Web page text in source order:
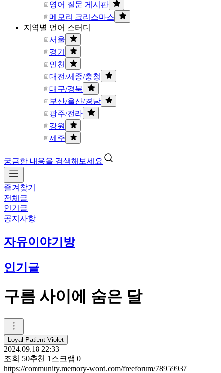
영어 질문 게시판
메모리 크리스마스
지역별 언어 스터디
서울
경기
인천
대전/세종/충청
대구/경북
부산/울산/경남
광주/전라
강원
제주
궁금한 내용을 검색해보세요
즐겨찾기
전체글
인기글
공지사항
자유이야기방
인기글
구름 사이에 숨은 달
Loyal Patient Violet
2024.09.18 22:33
조회 50추천 1 스크랩 0
https://community.memory-word.com/freeforum/78959937